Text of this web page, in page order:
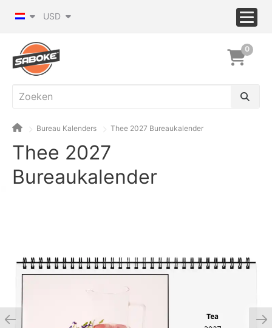
USD
0
Bureau Kalenders Thee 2027 Bureaukalender
Thee 2027
Bureaukalender